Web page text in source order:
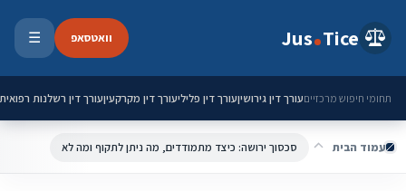
Jus Tice וואטסאפ ☰
תחומי חיפוש מרכזייםעורך דין גירושיןעורך דין פליליעורך דין מקרקעיןעורך דין רשלנות רפואית
עמוד הבית סכסוך ירושה: כיצד מתמודדים, מה ניתן לתקוף ומה לא